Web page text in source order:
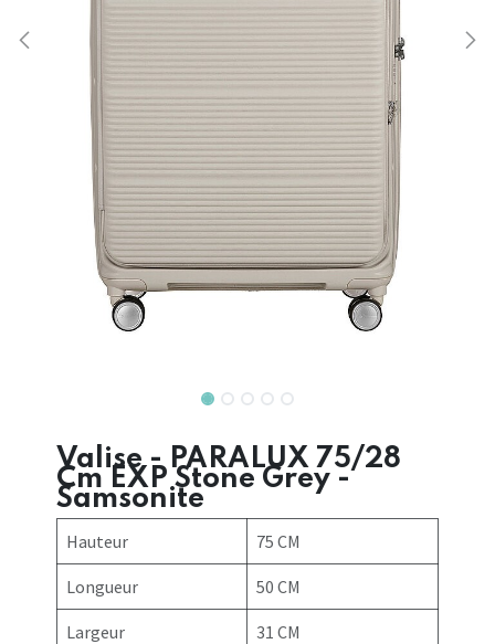
Valise - PARALUX 75/28
Cm EXP Stone Grey -
Samsonite
Hauteur 75 CM
Longueur 50 CM
Largeur 31 CM